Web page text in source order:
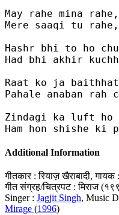
May rahe mina
Mere saaqi tu rahe,
Hashr bhi to ho
Had bhi akhir
Raat ko ja
Pahale anaban
Zindagi ka luft ho
Ham hon shishe ki
Additional Information
गीतकार : रियाज़ खैराबादी,
गीत संग्रह/चित्रपट : मिराज
Singer : Jagjit Singh, Music
Mirage (1996)